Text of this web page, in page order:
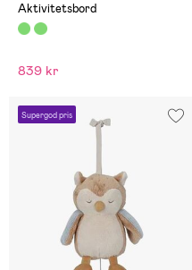
Aktivitetsbord
839 kr
Supergod pris